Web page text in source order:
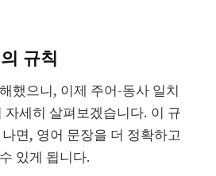
규칙
했으니, 이제 주어-동사 일치
자세히 살펴보겠습니다. 이 규
면, 영어 문장을 더 정확하고
있게 됩니다.